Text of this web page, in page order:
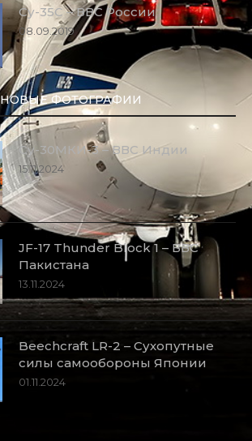
Су-35С – ВВС России
08.09.2019
НОВЫЕ ФОТОГРАФИИ
Су-30МКИ-3 – ВВС Индии
15.11.2024
JF-17 Thunder Block 1 – ВВС
Пакистана
13.11.2024
Beechcraft LR-2 – Сухопутные
силы самообороны Японии
01.11.2024